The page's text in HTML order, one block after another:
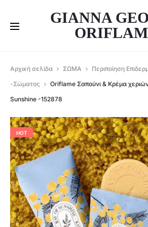
GIANNA
Αρχική σελίδα ΣΩΜΑ
Περιποίηση
-Σώματος
Oriflame Σαπούνι & Κρέμα
Sunshine -152878
HOT